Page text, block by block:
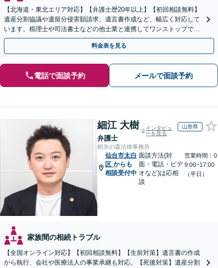
【北海道・東北エリア対応】【弁護士歴20年以上】【初回相談無料】
遺産分割協議や遺留分侵害額請求、遺言書作成など、幅広く対応して
います。税理士や司法書士などの他士業と連携してワンストップでの
解決が可能です。ぜひご相談ください。
料金表を見る
電話で面談予約 メールで面談予約
細江 大樹
弁護士
インタビュ
ーを見る
山形県
樹氷の森法律事務所
仙台市太白
区 からも
相談受付中
面談方法(対
面・電話・ビデ
オなど)は応相
談
営業時間：0
9:00~17:00
（平日）
家族間の相続トラブル
【全国オンライン対応】【初回相談無料】【生前対策】遺言書の作成
から執行、会社や医療法人の事業承継も対応。【死後対策】遺産分割